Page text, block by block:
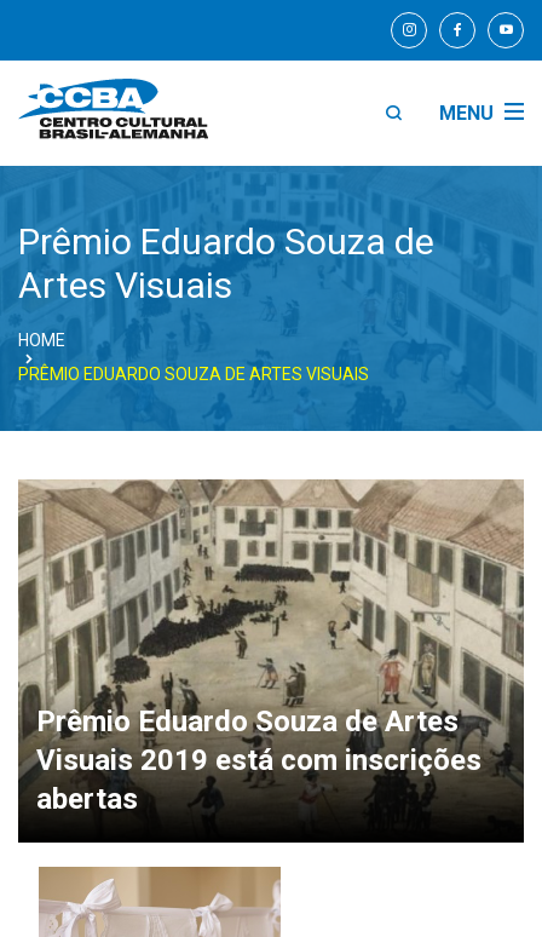
MENU
Prêmio Eduardo Souza de
Artes Visuais
HOME
PRÊMIO EDUARDO SOUZA DE ARTES VISUAIS
Prêmio Eduardo Souza de Artes
Visuais 2019 está com inscrições
abertas